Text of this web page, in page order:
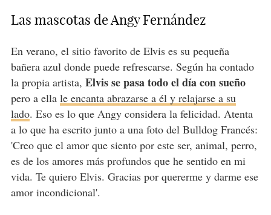
Las mascotas de Angy Fernández
En verano, el sitio favorito de Elvis es su pequeña
bañera azul donde puede refrescarse. Según ha contado
la propia artista, Elvis se pasa todo el día con sueño
pero a ella le encanta abrazarse a él y relajarse a su
lado. Eso es lo que Angy considera la felicidad. Atenta
a lo que ha escrito junto a una foto del Bulldog Francés:
'Creo que el amor que siento por este ser, animal, perro,
es de los amores más profundos que he sentido en mi
vida. Te quiero Elvis. Gracias por quererme y darme ese
amor incondicional'.